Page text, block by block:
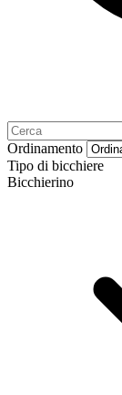
Ordinamento
Tipo di bicchiere
Bicchierino